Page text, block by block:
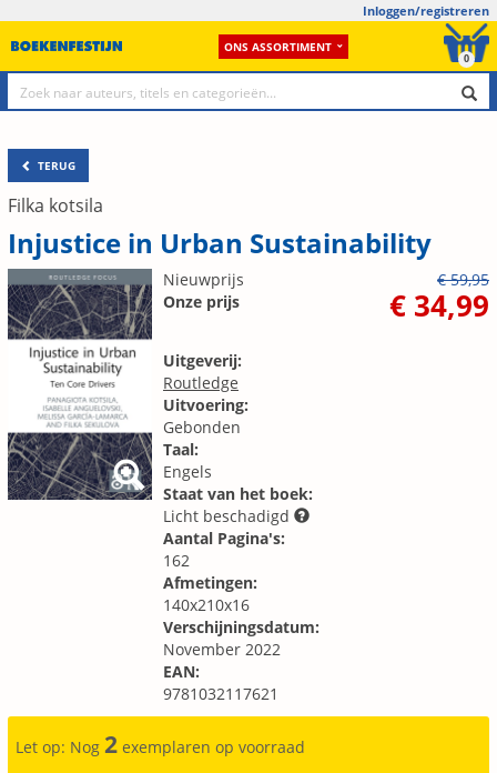
Inloggen/registreren
ONS ASSORTIMENT
0
TERUG
Filka kotsila
Injustice in Urban Sustainability
Nieuwprijs
€ 59,95
Onze prijs
€ 34,99
Uitgeverij:
Routledge
Uitvoering:
Gebonden
Taal:
Engels
Staat van het boek:
Licht beschadigd
Aantal Pagina's:
162
Afmetingen:
140x210x16
Verschijningsdatum:
November 2022
EAN:
9781032117621
Let op: Nog 2 exemplaren op voorraad